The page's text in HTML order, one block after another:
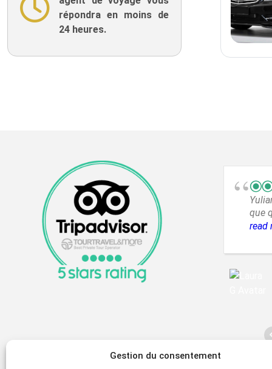
Gestion du consentement
répondra en moins de
24 heures.
que
muy
read